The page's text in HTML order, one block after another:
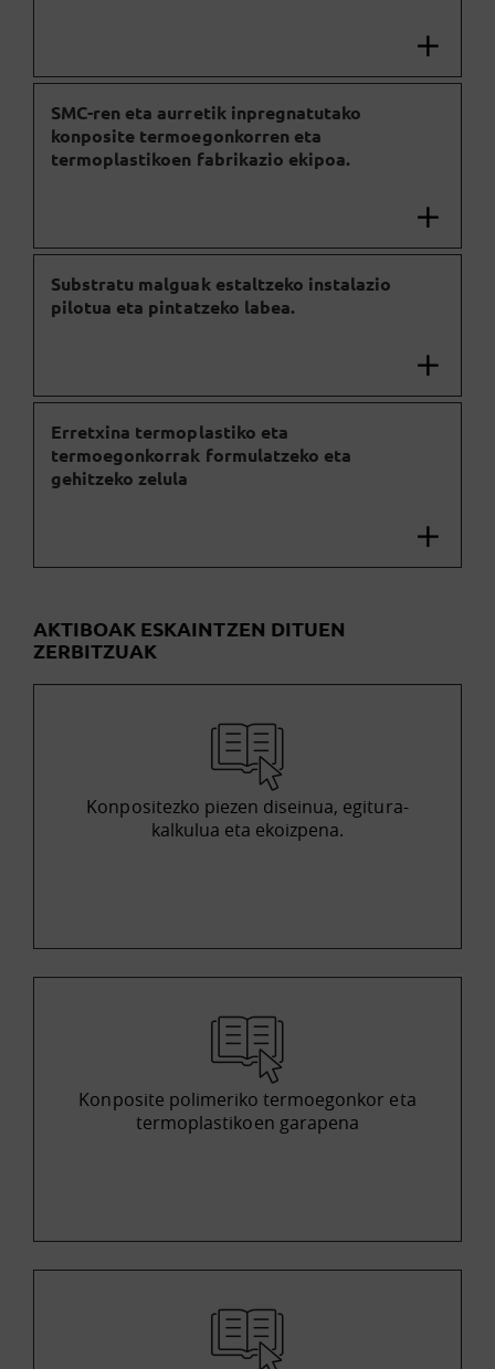
SMC-ren eta aurretik inpregnatutako
konposite termoegonkorren eta
termoplastikoen fabrikazio ekipoa.
Substratu malguak estaltzeko instalazio
pilotua eta pintatzeko labea.
Erretxina termoplastiko eta
termoegonkorrak formulatzeko eta
gehitzeko zelula
AKTIBOAK ESKAINTZEN DITUEN
ZERBITZUAK
Konpositezko piezen diseinua, egitura-
kalkulua eta ekoizpena.
Konposite polimeriko termoegonkor eta
termoplastikoen garapena